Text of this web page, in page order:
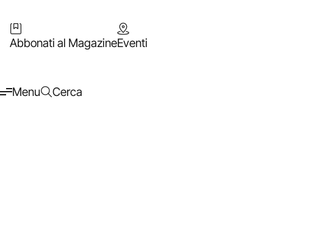
Abbonati al MagazineEventi
Menu Cerca